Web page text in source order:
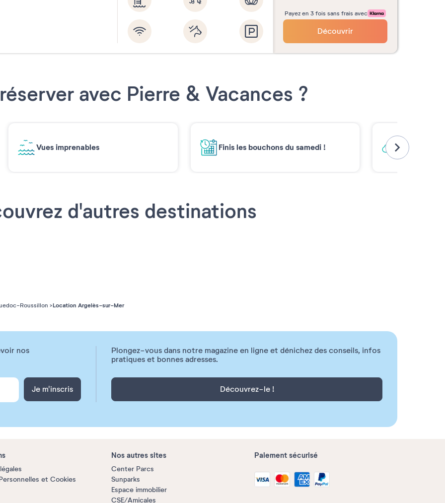
Payez en 3 fois sans frais avec
Découvrir
avec Pierre & Vacances ?
Vues imprenables Finis les bouchons du samedi !
Vacances
Émissions
2030*
d'autres destinations
Roussillon Location Argelès-sur-Mer
nos
Je m'inscris
Plongez-vous dans notre magazine en ligne et dénichez des conseils, infos
pratiques et bonnes adresses.
Découvrez-le !
et Cookies
Nos autres sites
Center Parcs
Sunparks
Espace immobilier
CSE/Amicales
Paiement sécurisé